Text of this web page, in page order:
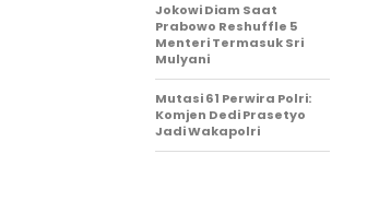
Jokowi Diam Saat
Prabowo Reshuffle 5
Menteri Termasuk Sri
Mulyani
Mutasi 61 Perwira Polri:
Komjen Dedi Prasetyo
Jadi Wakapolri